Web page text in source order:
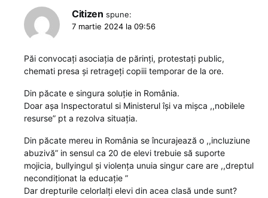
Citizen spune:
7 martie 2024 la 09:56
Păi convocați asociația de părinți, protestați public,
chemati presa și retrageți copiii temporar de la ore.
Din păcate e singura soluție in România.
Doar așa Inspectoratul si Ministerul își va mișca ,,nobilele
resurse” pt a rezolva situația.
Din păcate mereu in România se încurajează o ,,incluziune
abuzivă” in sensul ca 20 de elevi trebuie să suporte
mojicia, bullyingul și violența unuia singur care are ,,dreptul
necondiționat la educație ”
Dar drepturile celorlalți elevi din acea clasă unde sunt?